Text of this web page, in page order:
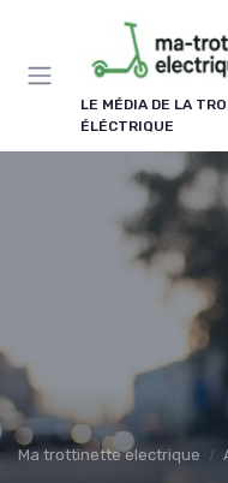
LE MÉDIA DE LA
ÉLÉCTRIQUE
Ma trottinette electrique